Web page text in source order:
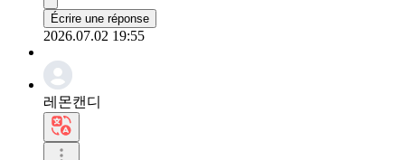
Écrire une réponse
2026.07.02 19:55
레몬캔디